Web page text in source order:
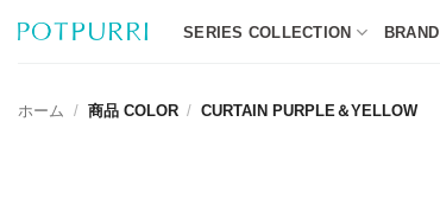
SERIES COLLECTION BRAND
ホーム / 商品 COLOR / CURTAIN PURPLE＆YELLOW